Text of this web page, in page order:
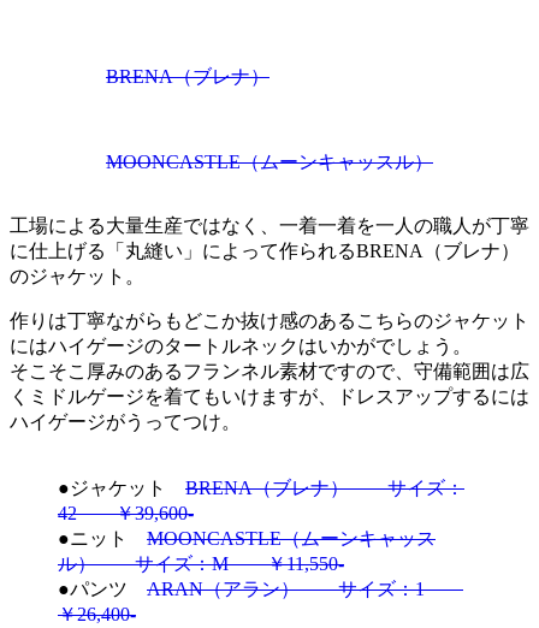
BRENA（ブレナ）
MOONCASTLE（ムーンキャッスル）
工場による大量生産ではなく、一着一着を一人の職人が丁寧
に仕上げる「丸縫い」によって作られるBRENA（ブレナ）
のジャケット。
作りは丁寧ながらもどこか抜け感のあるこちらのジャケット
にはハイゲージのタートルネックはいかがでしょう。
そこそこ厚みのあるフランネル素材ですので、守備範囲は広
くミドルゲージを着てもいけますが、ドレスアップするには
ハイゲージがうってつけ。
●ジャケット BRENA（ブレナ） サイズ：
42 ￥39,600-
●ニット MOONCASTLE（ムーンキャッス
ル） サイズ：M ￥11,550-
●パンツ ARAN（アラン） サイズ：1
￥26,400-